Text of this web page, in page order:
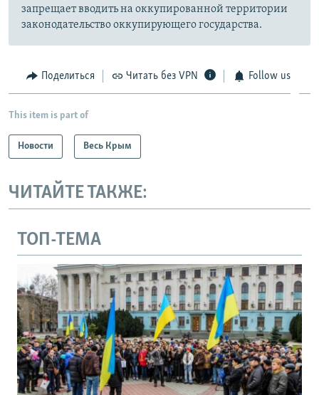
запрещает вводить на оккупированной территории
законодательство оккупирующего государства.
Поделиться Читать без VPN Follow us
This item is part of
Новости Весь Крым
ЧИТАЙТЕ ТАКЖЕ:
ТОП-ТЕМА